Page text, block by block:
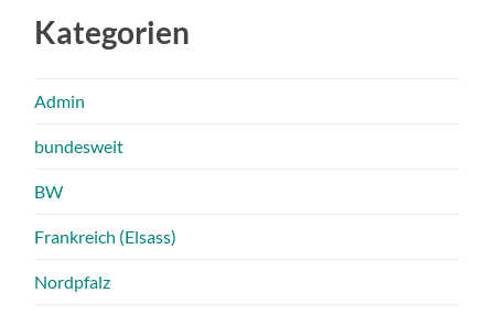
Kategorien
Admin
bundesweit
BW
Frankreich (Elsass)
Nordpfalz